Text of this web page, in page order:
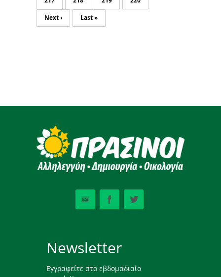
Next › Last »
Newsletter
Εγγραφείτε στο εβδομαδιαίο